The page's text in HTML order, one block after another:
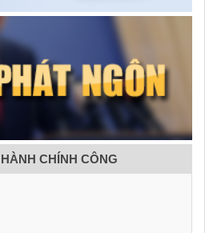
CHÍNH CÔNG